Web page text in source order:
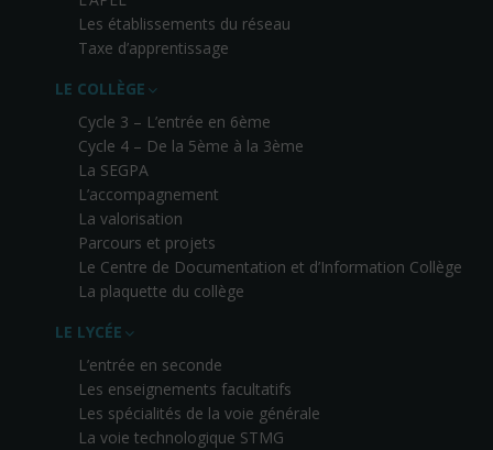
Les établissements du réseau
Taxe d’apprentissage
LE COLLÈGE
Cycle 3 – L’entrée en 6ème
Cycle 4 – De la 5ème à la 3ème
La SEGPA
L’accompagnement
La valorisation
Parcours et projets
Le Centre de Documentation et d’Information Collège
La plaquette du collège
LE LYCÉE
L’entrée en seconde
Les enseignements facultatifs
Les spécialités de la voie générale
La voie technologique STMG